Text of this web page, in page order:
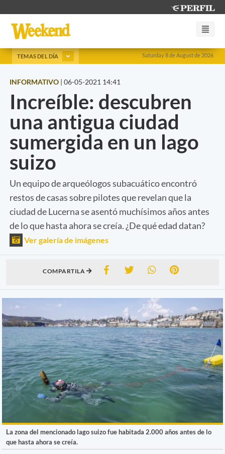
Saturday 8 de August de 2026
TEMAS DEL DÍA
INFORMATIVO | 06-05-2021 14:41
Increíble: descubren
una antigua ciudad
sumergida en un lago
suizo
Un equipo de arqueólogos subacuático encontró
restos de casas sobre pilotes que revelan que la
ciudad de Lucerna se asentó muchísimos años antes
de lo que hasta ahora se creía. ¿De qué edad datan?
Ver galería de imágenes
COMPARTILA
La zona del mencionado lago suizo fue habitada 2.000 años antes de lo
que hasta ahora se creía.